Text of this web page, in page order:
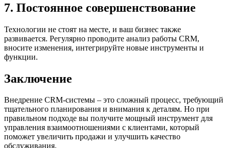
7. Постоянное совершенствование
Технологии не стоят на месте, и ваш бизнес также
развивается. Регулярно проводите анализ работы CRM,
вносите изменения, интегрируйте новые инструменты и
функции.
Заключение
Внедрение CRM-системы – это сложный процесс, требующий
тщательного планирования и внимания к деталям. Но при
правильном подходе вы получите мощный инструмент для
управления взаимоотношениями с клиентами, который
поможет увеличить продажи и улучшить качество
обслуживания.